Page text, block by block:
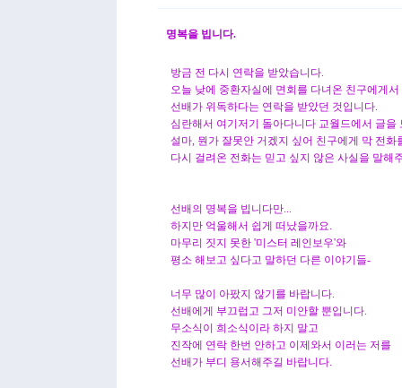
명복을 빕니다.
방금 전 다시 연락을 받았습니다.
오늘 낮에 중환자실에 면회를 다녀온 친구에게서
선배가 위독하다는 연락을 받았던 것입니다.
심란해서 여기저기 돌아다니다 교월드에서 글을
설마, 뭔가 잘못안 거겠지 싶어 친구에게 막 전화
다시 걸려온 전화는 믿고 싶지 않은 사실을 말해
선배의 명복을 빕니다만...
하지만 억울해서 쉽게 떠났을까요.
마무리 짓지 못한 '미스터 레인보우'와
평소 해보고 싶다고 말하던 다른 이야기들-
너무 많이 아팠지 않기를 바랍니다.
선배에게 부끄럽고 그저 미안할 뿐입니다.
무소식이 희소식이라 하지 말고
진작에 연락 한번 안하고 이제와서 이러는 저를
선배가 부디 용서해주길 바랍니다.